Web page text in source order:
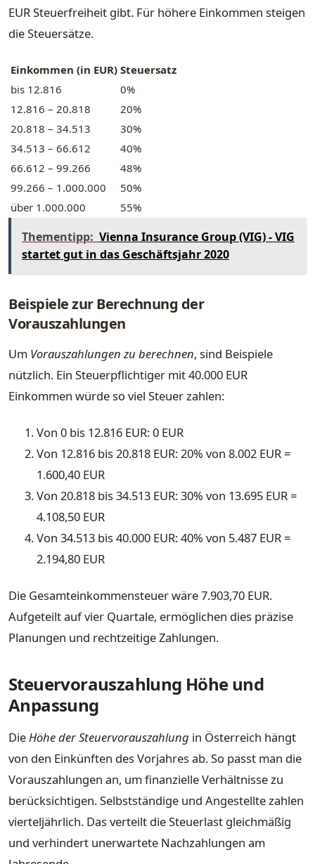
EUR Steuerfreiheit gibt. Für höhere Einkommen steigen
die Steuersätze.
Einkommen (in EUR) Steuersatz
bis 12.816
0%
12.816 – 20.818
20%
20.818 – 34.513
30%
34.513 – 66.612
40%
66.612 – 99.266
48%
99.266 – 1.000.000
50%
über 1.000.000
55%
Thementipp: Vienna Insurance Group (VIG) - VIG
startet gut in das Geschäftsjahr 2020
Beispiele zur Berechnung der
Vorauszahlungen
Um Vorauszahlungen zu berechnen, sind Beispiele
nützlich. Ein Steuerpflichtiger mit 40.000 EUR
Einkommen würde so viel Steuer zahlen:
Von 0 bis 12.816 EUR: 0 EUR
Von 12.816 bis 20.818 EUR: 20% von 8.002 EUR =
1.600,40 EUR
Von 20.818 bis 34.513 EUR: 30% von 13.695 EUR =
4.108,50 EUR
Von 34.513 bis 40.000 EUR: 40% von 5.487 EUR =
2.194,80 EUR
Die Gesamteinkommensteuer wäre 7.903,70 EUR.
Aufgeteilt auf vier Quartale, ermöglichen dies präzise
Planungen und rechtzeitige Zahlungen.
Steuervorauszahlung Höhe und
Anpassung
DieHöhe der Steuervorauszahlung in Österreich hängt
von den Einkünften des Vorjahres ab. So passt man die
Vorauszahlungen an, um finanzielle Verhältnisse zu
berücksichtigen. Selbstständige und Angestellte zahlen
vierteljährlich. Das verteilt die Steuerlast gleichmäßig
und verhindert unerwartete Nachzahlungen am